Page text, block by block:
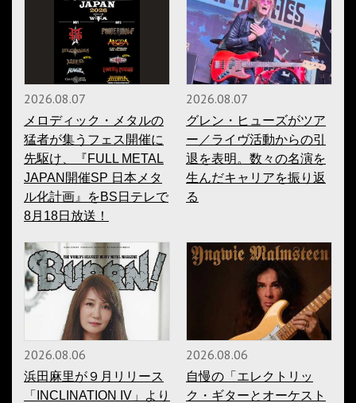
2026.08.07
メロディック・メタルの
猛者が集うフェス開催に
先駆け、『FULL METAL
JAPAN開催SP 日本メタ
ル化計画』をBS日テレで
8月18日放送！
2026.08.07
グレン・ヒューズがツア
ー／ライヴ活動からの引
退を表明。数々の名演を
生んだキャリアを振り返
る
2026.08.06
浜田麻里が９月リリース
「INCLINATION IV」より
2026.08.06
自慢の「エレクトリッ
ク・ギターとオーケスト